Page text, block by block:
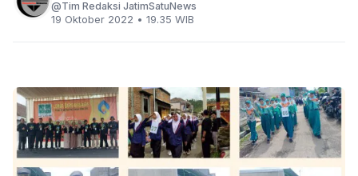
Tim Redaksi JatimSatuNews
19 Oktober 2022 • 19.35 WIB